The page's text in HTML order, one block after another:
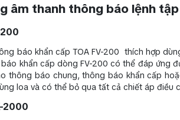
âm thanh thông báo lệnh
200
báo khẩn cấp TOA FV-200 thích hợp
khẩn cấp dòng FV-200 có thể đáp ứng
thông báo chung, thông báo khẩn cấp
loa và có thể bỏ qua tất cả chiết áp điều
2000